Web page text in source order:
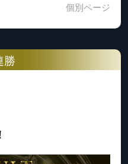
個別ページ
勝